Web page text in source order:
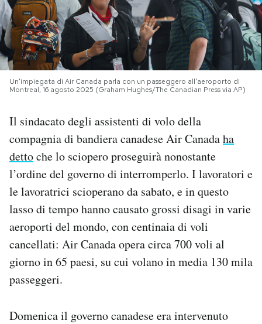
NEWSLETTER
I MIEI PREFERITI
SHOP
CALENDARIO
AREA PERSONALE
Area Personale
Newsletter
Hai bisogno di aiuto?
Esci
Un'impiegata di Air Canada parla con un passeggero all'aeroporto di
Montreal, 16 agosto 2025 (Graham Hughes/The Canadian Press via AP)
Il sindacato degli assistenti di volo della
compagnia di bandiera canadese Air Canadaha
dettoche lo sciopero proseguirà nonostante
l’ordine del governo di interromperlo. I lavoratori e
le lavoratrici scioperano da sabato, e in questo
lasso di tempo hanno causato grossi disagi in varie
aeroporti del mondo, con centinaia di voli
cancellati: Air Canada opera circa 700 voli al
giorno in 65 paesi, su cui volano in media 130 mila
passeggeri.
Domenica il governo canadese era intervenuto